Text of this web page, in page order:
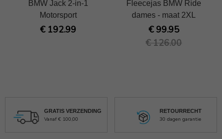
BMW Jack 2-in-1
Motorsport
€ 192.99
Fleecejas BMW Ride
dames - maat 2XL
€ 99.95
€ 126.00
GRATIS VERZENDING
Vanaf € 100,00
RETOURRECHT
30 dagen garantie